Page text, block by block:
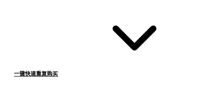
一键快速重复购买